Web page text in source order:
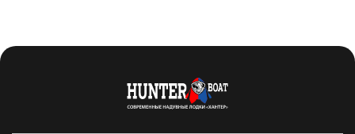
специальных инструментов.